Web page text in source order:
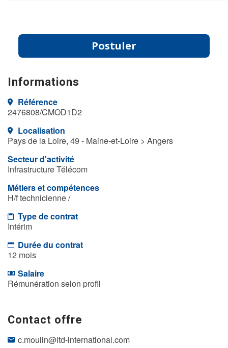
Postuler
Informations
Référence
2476808/CMOD1D2
Localisation
Pays de la Loire, 49 - Maine-et-Loire > Angers
Secteur d'activité
Infrastructure Télécom
Métiers et compétences
H/f technicienne /
Type de contrat
Intérim
Durée du contrat
12 mois
Salaire
Rémunération selon profil
Contact offre
c.moulin@ltd-international.com